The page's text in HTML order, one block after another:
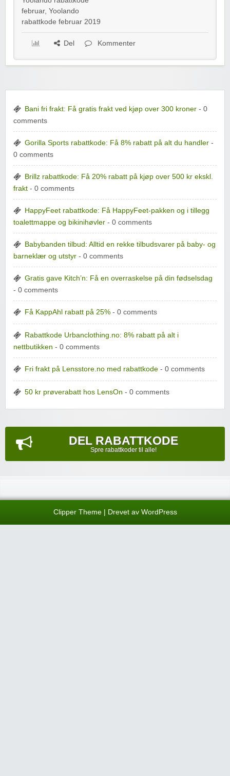
februar, Yoolando
rabattkode februar 2019
Del Kommenter
Bani fri frakt: Få gratis frakt ved kjøp over 300 kroner - 0
comments
Gorilla Sports rabattkode: Få 8% rabatt på alt du handler -
0 comments
Brillz rabattkode: Få 20% rabatt på kjøp over 500 kr ekskl.
frakt - 0 comments
HappyFeet rabattkode: Få HappyFeet-pakken og i tillegg
toalettmappe og bikinihøvler - 0 comments
Babybanden tilbud: Alltid en rekke tilbudsvarer på baby- og
barneklær og utstyr - 0 comments
Gratis gave Kitch’n: Få en overraskelse på din fødselsdag
- 0 comments
Få KappAhl rabatt på 25% - 0 comments
Rabattkode Urbanclothing.no: 8% rabatt på alt i
nettbutikken - 0 comments
Fri frakt på Lensstore.no med rabattkode - 0 comments
50 kr prøverabatt hos LensOn - 0 comments
DEL RABATTKODE
Spre rabattkoder til alle!
Clipper Theme| Drevet av WordPress